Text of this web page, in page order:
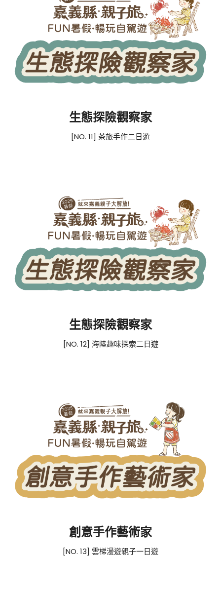
生態探險觀察家
[NO. 11] 茶旅手作二日遊
生態探險觀察家
[NO. 12] 海陸趣味探索二日遊
創意手作藝術家
[NO. 13] 雲梯漫遊親子一日遊